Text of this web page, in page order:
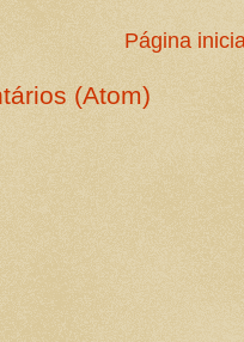
Página
(Atom)